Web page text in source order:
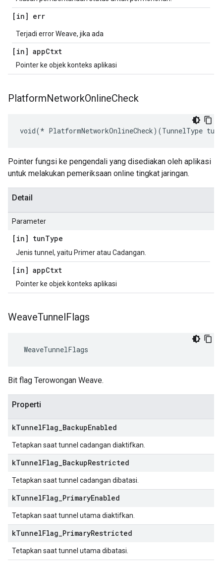
[in] err
Terjadi error Weave, jika ada
[in] appCtxt
Pointer ke objek konteks aplikasi
PlatformNetworkOnlineCheck
void(* PlatformNetworkOnlineCheck)(TunnelType
Pointer fungsi ke pengendali yang disediakan oleh aplikasi
untuk melakukan pemeriksaan online tingkat jaringan.
Detail
Parameter
[in] tunType
Jenis tunnel, yaitu Primer atau Cadangan.
[in] appCtxt
Pointer ke objek konteks aplikasi
WeaveTunnelFlags
WeaveTunnelFlags
Bit flag Terowongan Weave.
Properti
kTunnelFlag BackupEnabled
Tetapkan saat tunnel cadangan diaktifkan.
kTunnelFlag BackupRestricted
Tetapkan saat tunnel cadangan dibatasi.
kTunnelFlag PrimaryEnabled
Tetapkan saat tunnel utama diaktifkan.
kTunnelFlag PrimaryRestricted
Tetapkan saat tunnel utama dibatasi.